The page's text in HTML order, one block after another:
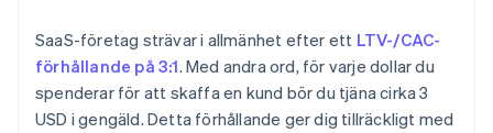
SaaS-företag strävar i allmänhet efter ett LTV-/CAC-
förhållande på 3:1. Med andra ord, för varje dollar du
spenderar för att skaffa en kund bör du tjäna cirka 3
USD i gengäld. Detta förhållande ger dig tillräckligt med